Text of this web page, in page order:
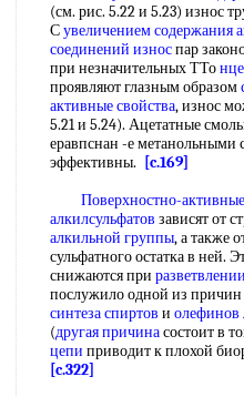
(см. рис. 5.22 и 5.23) износ
Сувеличением содержания
соединений износпар
при незначительных ТТо
проявляют глазным образом
активные свойства, износ
5.21 и 5.24). Ацетатные
еравпснан -е метанольными
эффективны.
[c.169]
Поверхностно-
алкилсульфатов зависят от
алкильной группы, а также
сульфатного остатка в ней.
снижаются при
послужило одной из
синтеза спиртов и олефинов
(другая причинасостоит в
цепи приводит к плохой
[c.322]